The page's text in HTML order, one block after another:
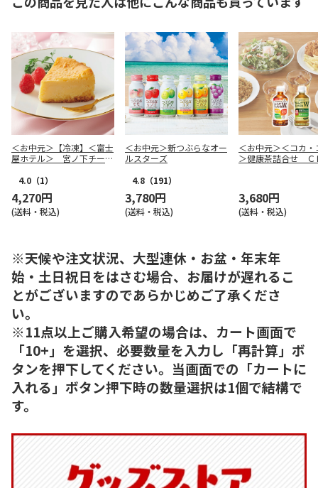
＜お中元＞【冷凍】＜富士
屋ホテル＞ 宮ノ下チーズ
4.0 （1）
4,270円
(送料・税込)
＜お中元＞新つぶらなオー
ルスターズ
4.8 （191）
3,780円
(送料・税込)
＜お中元＞＜コカ・
＞健康茶詰合せ Ｃ
3,680円
(送料・税込)
※天候や注文状況、大型連休・お盆・年末年
始・土日祝日をはさむ場合、お届けが遅れるこ
とがございますのであらかじめご了承くださ
い。
※11点以上ご購入希望の場合は、カート画面で
「10+」を選択、必要数量を入力し「再計算」ボ
タンを押下してください。当画面での「カートに
入れる」ボタン押下時の数量選択は1個で結構で
す。